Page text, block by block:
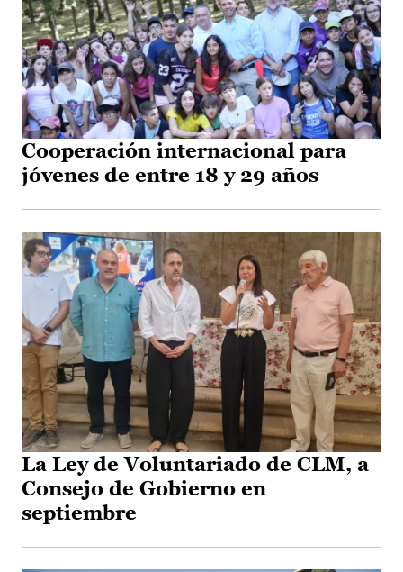
Cooperación internacional para
jóvenes de entre 18 y 29 años
La Ley de Voluntariado de CLM, a
Consejo de Gobierno en
septiembre